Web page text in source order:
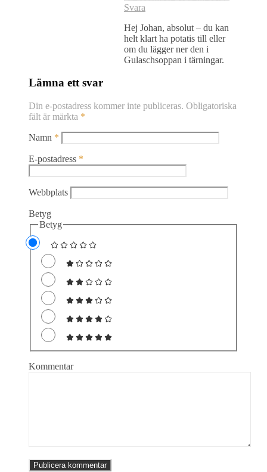
Svara
Hej Johan, absolut – du kan
helt klart ha potatis till eller
om du lägger ner den i
Gulaschsoppan i tärningar.
Lämna ett svar
Din e-postadress kommer inte publiceras. Obligatoriska
fält är märkta *
Namn *
E-postadress *
Webbplats
Betyg
Betyg
Kommentar